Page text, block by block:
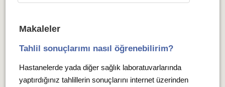
Makaleler
Tahlil sonuçlarımı nasıl öğrenebilirim?
Hastanelerde yada diğer sağlık laboratuvarlarında
yaptırdığınız tahlillerin sonuçlarını internet üzerinden